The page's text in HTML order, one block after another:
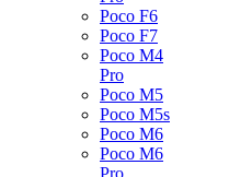
Poco F6
Poco F7
Poco M4
Pro
Poco M5
Poco M5s
Poco M6
Poco M6
Pro